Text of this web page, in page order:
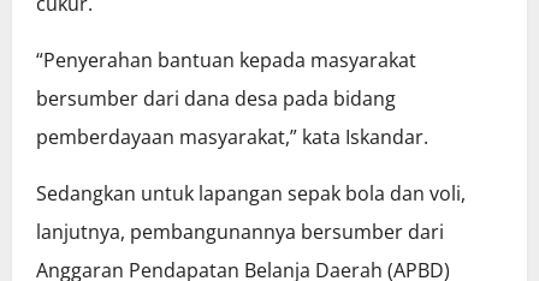
“Penyerahan bantuan kepada masyarakat
bersumber dari dana desa pada bidang
pemberdayaan masyarakat,” kata Iskandar.
Sedangkan untuk lapangan sepak bola dan voli,
lanjutnya, pembangunannya bersumber dari
Anggaran Pendapatan Belanja Daerah (APBD)